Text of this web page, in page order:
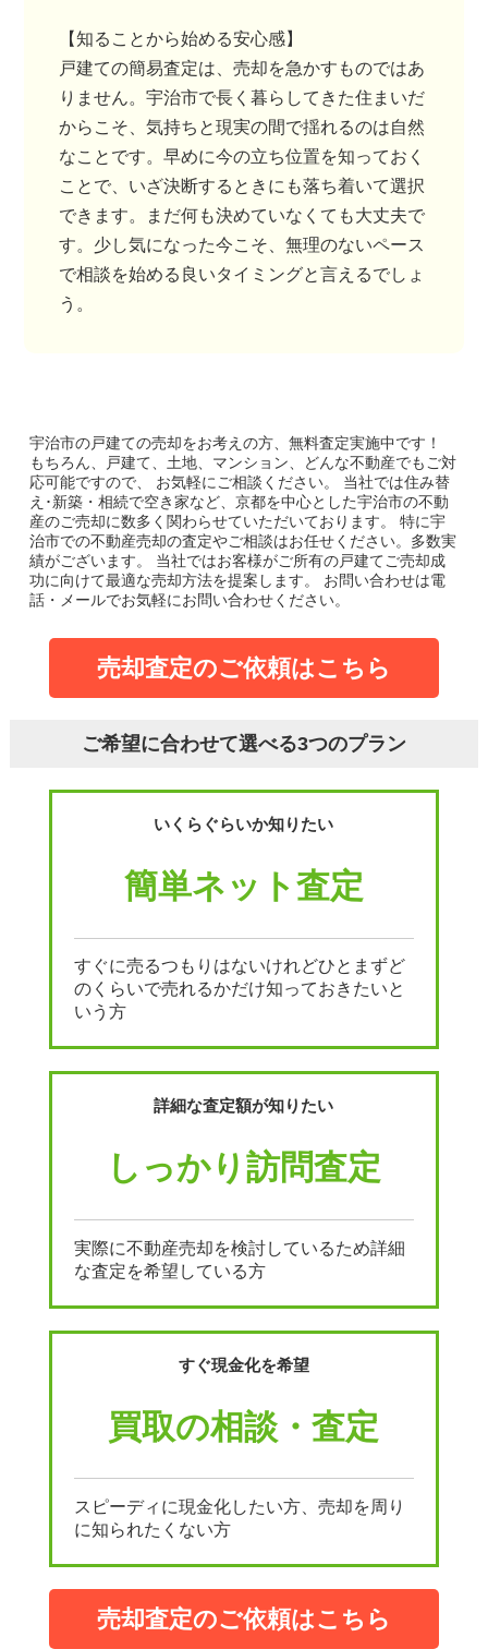
【知ることから始める安心感】
戸建ての簡易査定は、売却を急かすものではあ
りません。宇治市で長く暮らしてきた住まいだ
からこそ、気持ちと現実の間で揺れるのは自然
なことです。早めに今の立ち位置を知っておく
ことで、いざ決断するときにも落ち着いて選択
できます。まだ何も決めていなくても大丈夫で
す。少し気になった今こそ、無理のないペース
で相談を始める良いタイミングと言えるでしょ
う。
宇治市の戸建ての売却をお考えの方、無料査定実施中です！
もちろん、戸建て、土地、マンション、どんな不動産でもご対
応可能ですので、 お気軽にご相談ください。
当社では住み替
え･新築・相続で空き家など、京都を中心とした宇治市の不動
産のご売却に数多く関わらせていただいております。
特に宇
治市での不動産売却の査定やご相談はお任せください。多数実
績がございます。
当社ではお客様がご所有の戸建てご売却成
功に向けて最適な売却方法を提案します。
お問い合わせは電
話・メールでお気軽にお問い合わせください。
売却査定のご依頼はこちら
ご希望に合わせて選べる3つのプラン
いくらぐらいか知りたい
簡単ネット査定
すぐに売るつもりはないけれどひとまずど
のくらいで売れるかだけ知っておきたいと
いう方
詳細な査定額が知りたい
しっかり訪問査定
実際に不動産売却を検討しているため詳細
な査定を希望している方
すぐ現金化を希望
買取の相談・査定
スピーディに現金化したい方、売却を周り
に知られたくない方
売却査定のご依頼はこちら